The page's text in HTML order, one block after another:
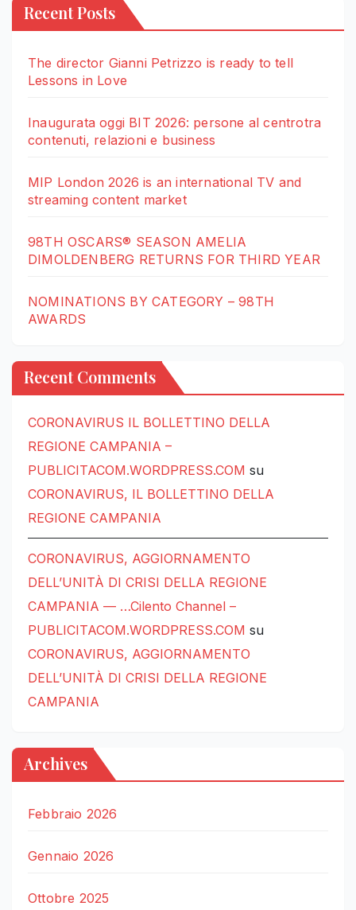
Recent Posts
The director Gianni Petrizzo is ready to tell
Lessons in Love
Inaugurata oggi BIT 2026: persone al centrotra
contenuti, relazioni e business
MIP London 2026 is an international TV and
streaming content market
98TH OSCARS® SEASON AMELIA
DIMOLDENBERG RETURNS FOR THIRD YEAR
NOMINATIONS BY CATEGORY – 98TH
AWARDS
Recent Comments
CORONAVIRUS IL BOLLETTINO DELLA
REGIONE CAMPANIA –
PUBLICITACOM.WORDPRESS.COM su
CORONAVIRUS, IL BOLLETTINO DELLA
REGIONE CAMPANIA
CORONAVIRUS, AGGIORNAMENTO
DELL’UNITÀ DI CRISI DELLA REGIONE
CAMPANIA — …Cilento Channel –
PUBLICITACOM.WORDPRESS.COM su
CORONAVIRUS, AGGIORNAMENTO
DELL’UNITÀ DI CRISI DELLA REGIONE
CAMPANIA
Archives
Febbraio 2026
Gennaio 2026
Ottobre 2025